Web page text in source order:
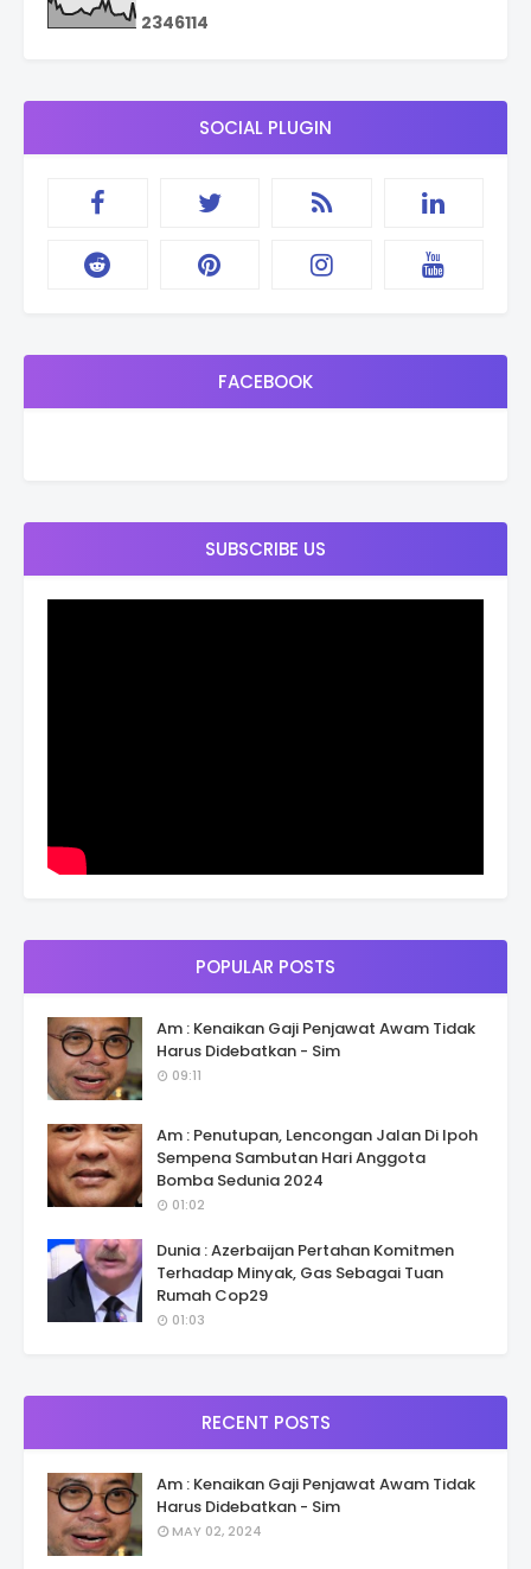
2346114
SOCIAL PLUGIN
FACEBOOK
SUBSCRIBE US
POPULAR POSTS
Am : Kenaikan Gaji Penjawat Awam Tidak
Harus Didebatkan - Sim
09:11
Am : Penutupan, Lencongan Jalan Di Ipoh
Sempena Sambutan Hari Anggota
Bomba Sedunia 2024
01:02
Dunia : Azerbaijan Pertahan Komitmen
Terhadap Minyak, Gas Sebagai Tuan
Rumah Cop29
01:03
RECENT POSTS
Am : Kenaikan Gaji Penjawat Awam Tidak
Harus Didebatkan - Sim
MAY 02, 2024